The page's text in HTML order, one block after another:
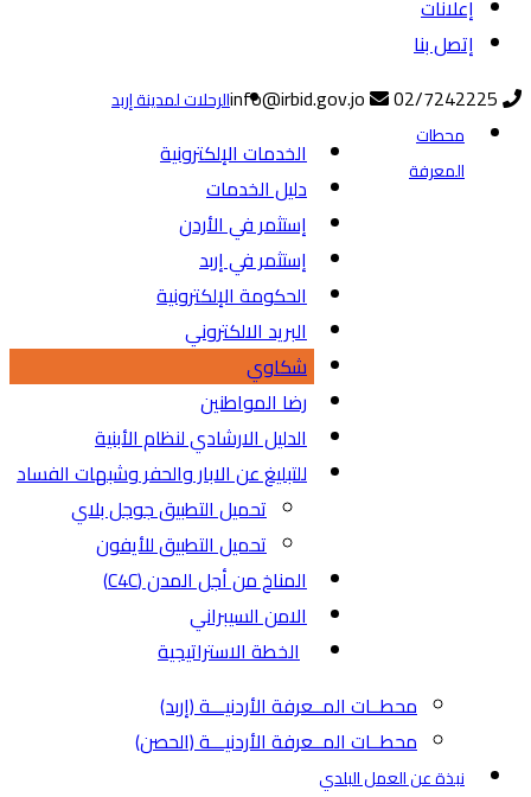
إعلانات
إتصل بنا
الخدمات الإلكترونية
دليل الخدمات
إستثمر في الأردن
إستثمر في إربد
الحكومة الإلكترونية
البريد الالكتروني
شكاوي
رضا المواطنين
الدليل الارشادي لنظام الأبنية
للتبليغ عن الابار والحفر وشبهات الفساد
تحميل التطبيق جوجل بلاي
تحميل التطبيق للأيفون
المناخ من أجل المدن (C4C)
الامن السيبراني
الخطة الاستراتيجية
الرحلات لمدينة إربد
محطات
المعرفة
محطــات المــعرفة الأردنيـــة (إربد)
محطــات المــعرفة الأردنيـــة (الحصن)
نبذة عن العمل البلدي